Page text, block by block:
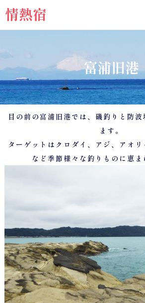
情熱宿
富浦旧港
目の前の富浦旧港では、磯釣りと防
ます。
ターゲットはクロダイ、アジ、アオ
など季節様々な釣りものに恵ま